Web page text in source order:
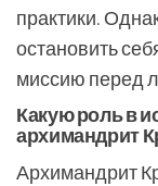
практики.
остановить
миссию перед
Какую роль в
архимандрит
Архимандрит